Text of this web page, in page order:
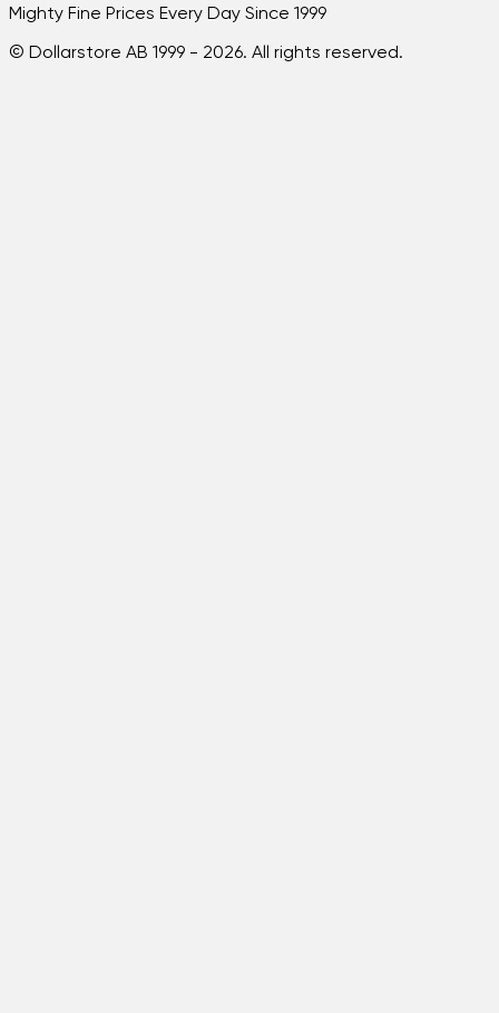
Mighty Fine Prices Every Day Since 1999
© Dollarstore AB 1999 - 2026. All rights reserved.